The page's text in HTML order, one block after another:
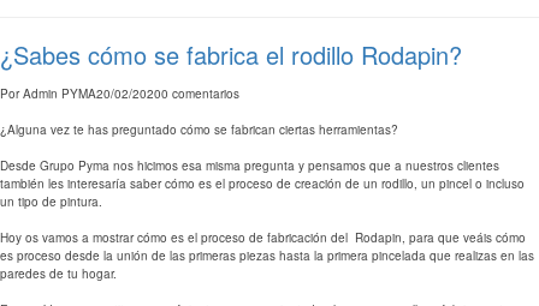
¿Sabes cómo se fabrica el rodillo Rodapin?
PorAdmin PYMA20/02/20200 comentarios
¿Alguna vez te has preguntado cómo se fabrican ciertas herramientas?
Desde Grupo Pyma nos hicimos esa misma pregunta y pensamos que a nuestros clientes
también les interesaría saber cómo es el proceso de creación de un rodillo, un pincel o incluso
un tipo de pintura.
Hoy os vamos a mostrar cómo es el proceso de fabricación del Rodapin, para que veáis cómo
es proceso desde la unión de las primeras piezas hasta la primera pincelada que realizas en las
paredes de tu hogar.